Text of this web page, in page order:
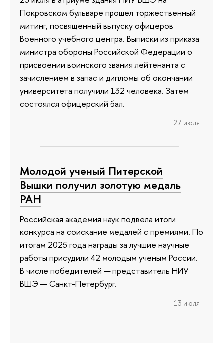
Покровском бульваре прошел торжественный
митинг, посвященный выпуску офицеров
Военного учебного центра. Выписки из приказа
министра обороны Российской Федерации о
присвоении воинского звания лейтенанта с
зачислением в запас и дипломы об окончании
университета получили 132 человека. Затем
состоялся офицерский бал.
27 июля
Молодой ученый Питерской
Вышки получил золотую медаль
РАН
Российская академия наук подвела итоги
конкурса на соискание медалей с премиями. По
итогам 2025 года награды за лучшие научные
работы присудили 42 молодым ученым России.
В числе победителей — представитель НИУ
ВШЭ — Санкт-Петербург.
13 июля